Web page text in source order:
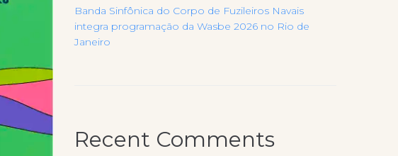
Banda Sinfônica do Corpo de Fuzileiros Navais
integra programação da Wasbe 2026 no Rio de
Janeiro
Recent Comments